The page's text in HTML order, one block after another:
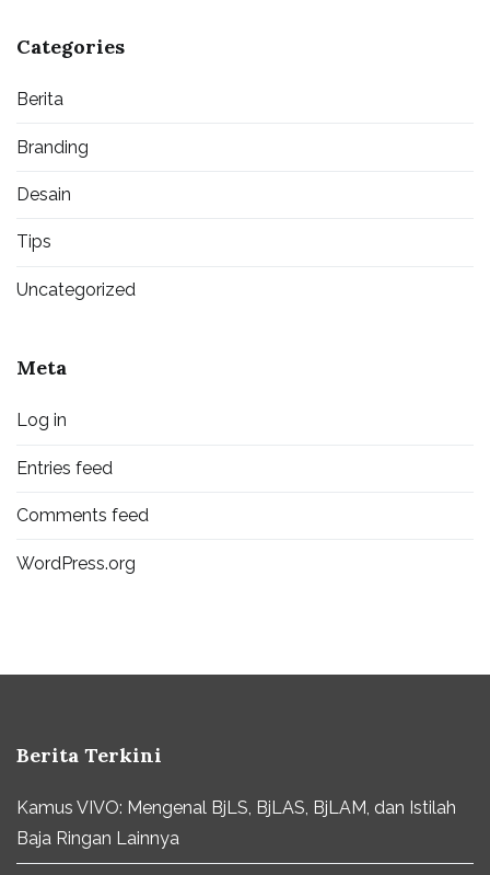
Categories
Berita
Branding
Desain
Tips
Uncategorized
Meta
Log in
Entries feed
Comments feed
WordPress.org
Berita Terkini
Kamus VIVO: Mengenal BjLS, BjLAS, BjLAM, dan Istilah
Baja Ringan Lainnya